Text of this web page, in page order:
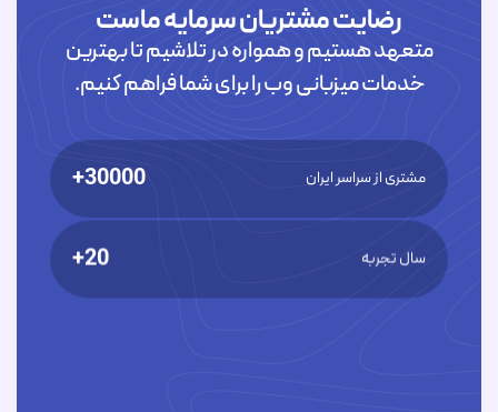
رضایت مشتریان سرمایه ماست
متعهد هستیم و همواره در تلاشیم تا بهترین
خدمات میزبانی وب را برای شما فراهم کنیم.
مشتری از سراسر ایران 30000+
سال تجربه 20+